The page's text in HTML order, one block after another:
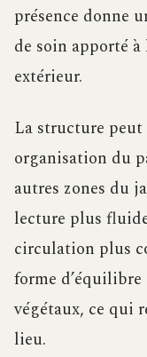
présence donne
de soin apporté à
extérieur.
La structure
organisation du
autres zones du
lecture plus
circulation plus
forme
végétaux, ce qui
lieu.